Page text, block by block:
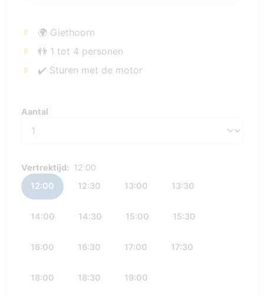
🌍 Giethoorn
👬 1 tot 4 personen
✔️ Sturen met de motor
Aantal
Vertrektijd: 12:00
12:00
12:30 13:00 13:30
14:00 14:30 15:00 15:30
16:00 16:30 17:00 17:30
18:00 18:30 19:00